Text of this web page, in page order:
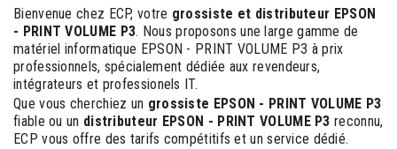
Bienvenue chez ECP, votre grossiste et distributeur EPSON
- PRINT VOLUME P3. Nous proposons une large gamme de
matériel informatique EPSON - PRINT VOLUME P3 à prix
professionnels, spécialement dédiée aux revendeurs,
intégrateurs et professionels IT.
Que vous cherchiez un grossiste EPSON - PRINT VOLUME P3
fiable ou un distributeur EPSON - PRINT VOLUME P3 reconnu,
ECP vous offre des tarifs compétitifs et un service dédié.